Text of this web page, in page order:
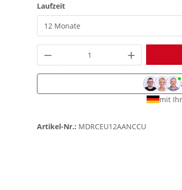
Laufzeitauswählen
Produkt Anzahl: Gib
mit
Artikel-Nr.: MDRCEU12AANCCU